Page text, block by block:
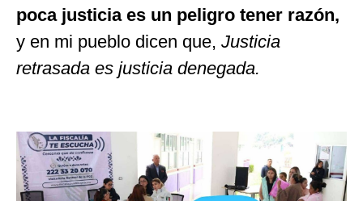
poca justicia es un peligro tener razón,
y en mi pueblo dicen que, Justicia
retrasada es justicia denegada.